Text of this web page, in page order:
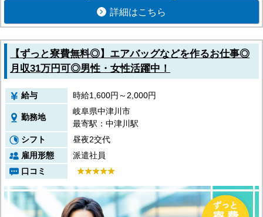
詳細はこちら
【ずっと寮費無料◎】エアバッグなどを作るお仕事◎
月収31万円可◎男性・女性活躍中！
給与 時給1,600円～2,000円
勤務地
岐阜県中津川市
最寄駅：中津川駅
シフト
昼夜2交代
雇用形態
派遣社員
口コミ